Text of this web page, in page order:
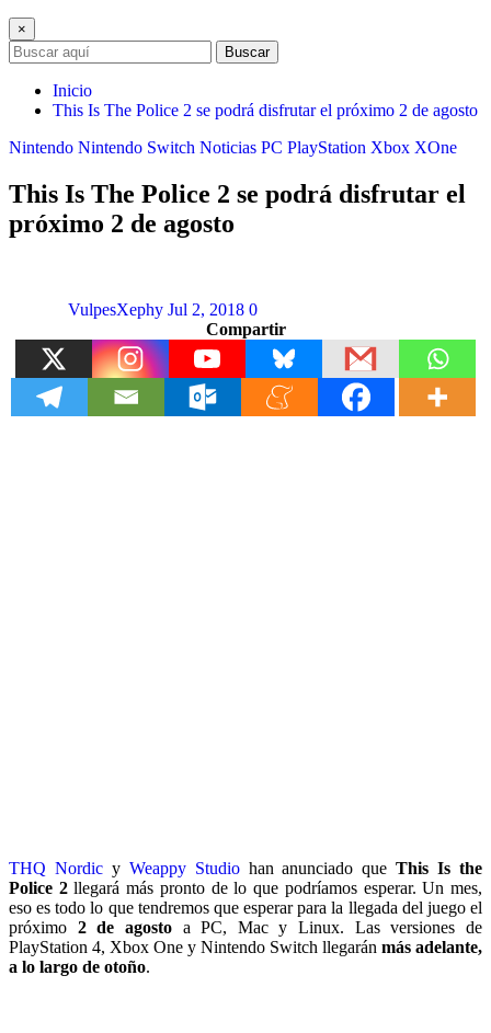
×
Buscar
Inicio
This Is The Police 2 se podrá disfrutar el próximo 2 de agosto
Nintendo Nintendo Switch Noticias PC PlayStation Xbox XOne
This Is The Police 2 se podrá disfrutar el
próximo 2 de agosto
VulpesXephy Jul 2, 2018 0
Compartir
THQ Nordicy Weappy Studiohan anunciado que This Is the
Police 2llegará más pronto de lo que podríamos esperar. Un mes,
eso es todo lo que tendremos que esperar para la llegada del juego el
próximo 2 de agostoa PC, Mac y Linux. Las versiones de
PlayStation 4, Xbox One y Nintendo Switch llegarán más adelante,
a lo largo de otoño.